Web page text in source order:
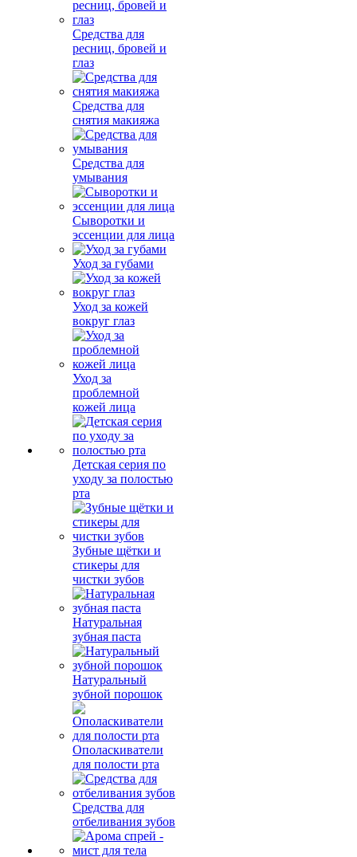
Средства для
ресниц, бровей и
глаз
Средства для
снятия макияжа
Средства для
умывания
Сыворотки и
эссенции для лица
Уход за губами
Уход за кожей
вокруг глаз
Уход за
проблемной
кожей лица
Детская серия по
уходу за полостью
рта
Зубные щётки и
стикеры для
чистки зубов
Натуральная
зубная паста
Натуральный
зубной порошок
Ополаскиватели
для полости рта
Средства для
отбеливания зубов